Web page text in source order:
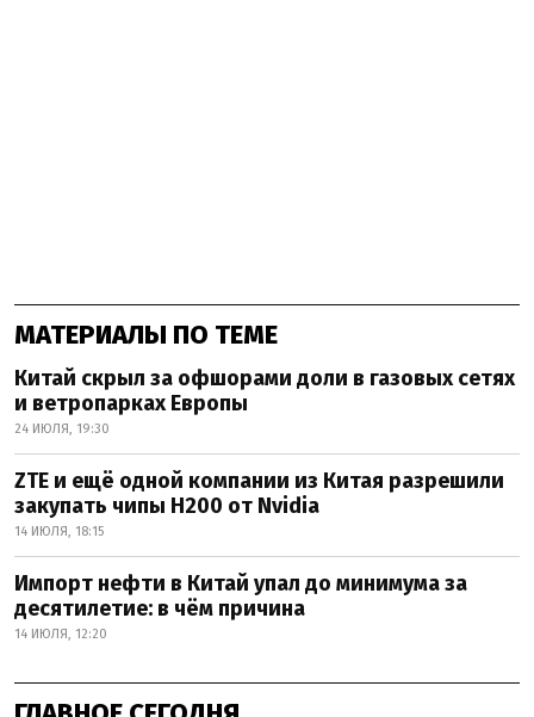
МАТЕРИАЛЫ ПО ТЕМЕ
Китай скрыл за офшорами доли в газовых сетях
и ветропарках Европы
24 ИЮЛЯ, 19:30
ZTE и ещё одной компании из Китая разрешили
закупать чипы H200 от Nvidia
14 ИЮЛЯ, 18:15
Импорт нефти в Китай упал до минимума за
десятилетие: в чём причина
14 ИЮЛЯ, 12:20